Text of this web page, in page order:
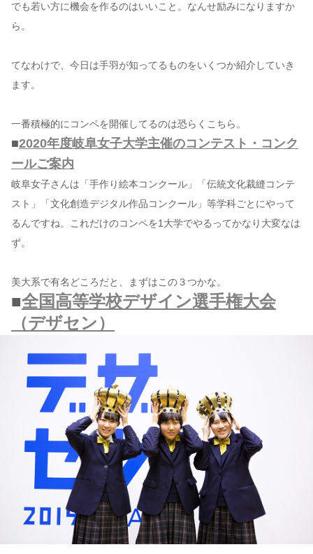
でも若い方に機会を作るのはいいこと。なんせ励みになりますか
ら。
てなわけで、今日は手羽が知ってるものをいくつか紹介していき
ます。
一番積極的にコンペを開催してるのは恐らくこちら。
■2020年度岐阜女子大学主催のコンテスト・コンク
ールご案内
岐阜女子さんは「手作り絵本コンクール」「伝統文化裁縫コンテ
スト」「文化創造デジタル作品コンクール」等学科ごとにやって
るんですね。これだけのコンペを1大学でやるってかなり大変なは
ず。
美大系で有名どころだと、まずはこの３つかな。
■全国高等学校デザイン選手権大会
（デザセン）